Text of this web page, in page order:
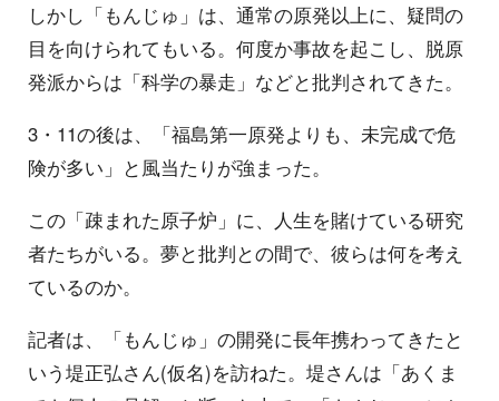
しかし「もんじゅ」は、通常の原発以上に、疑問の
目を向けられてもいる。何度か事故を起こし、脱原
発派からは「科学の暴走」などと批判されてきた。
3・11の後は、「福島第一原発よりも、未完成で危
険が多い」と風当たりが強まった。
この「疎まれた原子炉」に、人生を賭けている研究
者たちがいる。夢と批判との間で、彼らは何を考え
ているのか。
記者は、「もんじゅ」の開発に長年携わってきたと
いう堤正弘さん(仮名)を訪ねた。堤さんは「あくま